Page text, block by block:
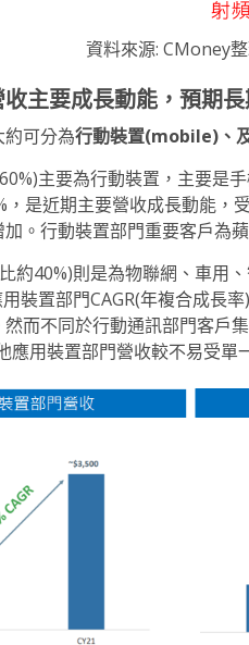
資料來源: CMoney
主要成長動能，預期
可分為行動裝置(mobile)、
主要為行動裝置，主要是
，是近期主要營收成長動能，
。行動裝置部門重要客戶為
約40%)則是為物聯網、車用
裝置部門CAGR(年複合成長
而不同於行動通訊部門客戶
應用裝置部門營收較不易受單